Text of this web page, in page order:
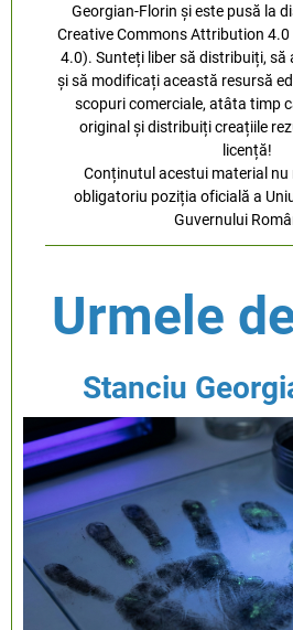
Georgian-Florin și este pusă la
Creative Commons Attribution 4.0
4.0). Sunteți liber să distribuiți, să
și să modificați această resursă
scopuri comerciale, atâta timp
original și distribuiți creațiile
licență!
Conținutul acestui material nu
obligatoriu poziția oficială a
Guvernului
Urmele
Stanciu